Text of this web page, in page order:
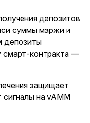
депозитов
суммы маржи и
депозиты
смарт-контракта —
защищает
сигналы на vAMM